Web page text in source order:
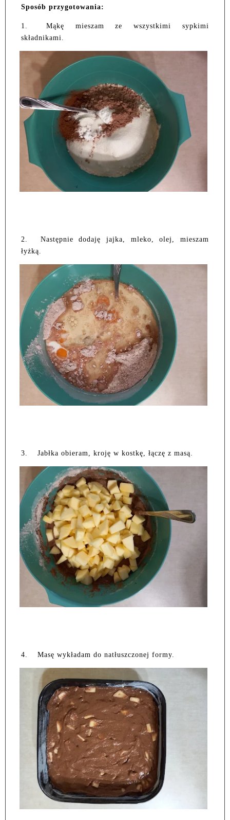
Sposób przygotowania:
1.
Mąkę mieszam ze wszystkimi sypkimi
składnikami.
2.
Następnie dodaję jajka, mleko, olej, mieszam
łyżką.
3. Jabłka obieram, kroję w kostkę, łączę z masą.
4. Masę wykładam do natłuszczonej formy.